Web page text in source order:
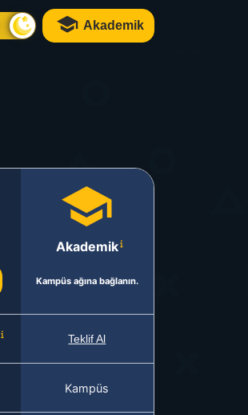
Akademik
Akademik
Kampüs ağına bağlanın.
Teklif Al
Kampüs